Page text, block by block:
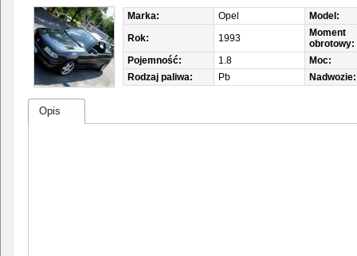
Marka: Opel
Model:
Rok:
1993
Moment
obrotowy:
Pojemność:
1.8
Moc:
Rodzaj paliwa:
Pb Nadwozie:
Opis